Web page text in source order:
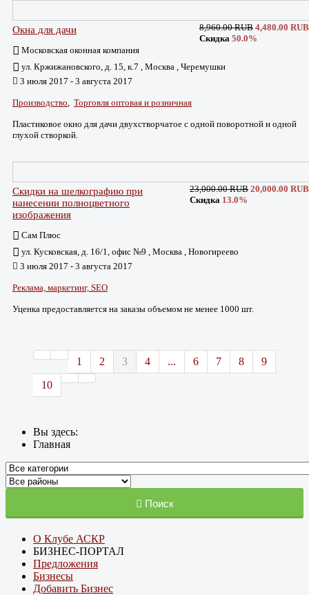
8,960.00 RUB 4,480.00 RUB
Скидка 50.0%
Окна для дачи
Московская оконная компания
ул. Кржижановского, д. 15, к.7 , Москва , Черемушки
3 июля 2017 - 3 августа 2017
Производство, Торговля оптовая и розничная
Пластиковое окно для дачи двухстворчатое с одной поворотной и одной
глухой створкой.
23,000.00 RUB 20,000.00 RUB
Скидка 13.0%
Скидки на шелкографию при
нанесении полноцветного
изображения
Сам Плюс
ул. Кусковская, д. 16/1, офис №9 , Москва , Новогиреево
3 июля 2017 - 3 августа 2017
Реклама, маркетинг, SEO
Уценка предоставляется на заказы объемом не менее 1000 шт.
1 2 3 4 ... 6 7 8
9
10
Вы здесь:
Главная
Поиск
О Клубе АСКР
БИЗНЕС-ПОРТАЛ
Предложения
Бизнесы
Добавить Бизнес